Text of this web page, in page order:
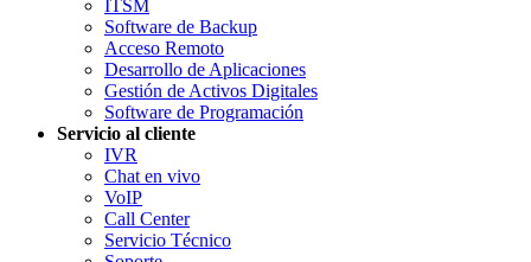
ITSM
Software de Backup
Acceso Remoto
Desarrollo de Aplicaciones
Gestión de Activos Digitales
Software de Programación
Servicio al cliente
IVR
Chat en vivo
VoIP
Call Center
Servicio Técnico